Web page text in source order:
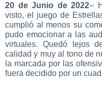
20 de Junio de 2022–
visto, el juego de
cumplió al menos su
pudo emocionar a las
virtuales. Quedó lejos
calidad y muy al tono de
la marcada por las
fuera decidido por un